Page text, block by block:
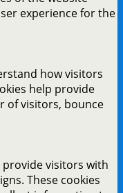
experience for the
how visitors
help provide
of visitors, bounce
visitors with
These cookies